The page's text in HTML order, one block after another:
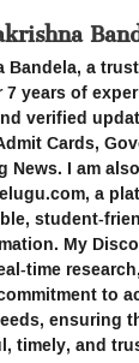
Bandela, a
years of
verified
Cards,
News. I am
a
student-
My
time
to
ensuring
timely, and